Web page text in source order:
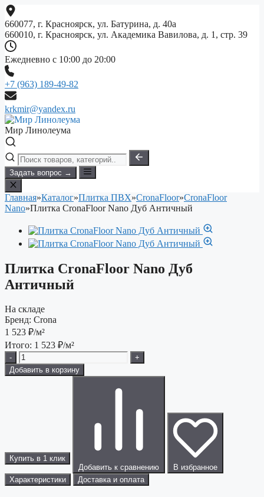
Перейти
к
содержимому
660077, г. Красноярск, ул. Батурина, д. 40а
660010, г. Красноярск, ул. Академика Вавилова, д. 1, стр. 39
Ежедневно с 10:00 до 20:00
+7 (963) 189-49-82
krkmir@yandex.ru
Мир Линолеума
Задать вопрос →
Главная»Каталог»Плитка ПВХ»CronaFloor»CronaFloor
Nano»Плитка CronaFloor Nano Дуб Античный
Плитка CronaFloor Nano Дуб
Античный
На складе
Бренд: Crona
1 523 ₽/м²
Итого: 1 523 ₽/м²
-
+
Добавить в корзину
Купить в 1 клик
Добавить к сравнению
В избранное
Характеристики
Доставка и оплата